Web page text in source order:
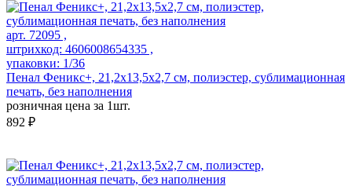
арт. 72095 ,
штрихкод: 4606008654335 ,
упаковки: 1/36
Пенал Феникс+, 21,2х13,5х2,7 см, полиэстер, сублимационная
печать, без наполнения
розничная цена за 1шт.
892 ₽